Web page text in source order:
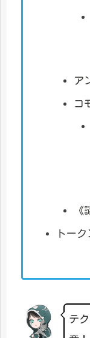
ア
コ
トー
テ